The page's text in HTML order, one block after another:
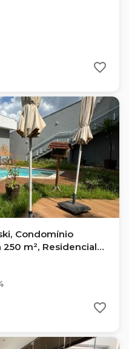
Condomínio
m², Residencial